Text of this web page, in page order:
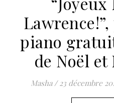
piano
de Noël et
Masha / 23 décembre